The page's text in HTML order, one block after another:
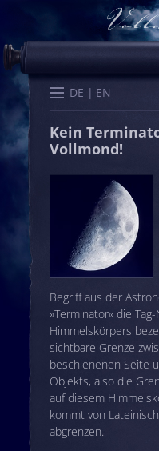
DE EN
Start Kalender
Kein
Vollmond!
Begriff aus der
»Terminator« die
Himmelskörpers
sichtbare Grenze
beschienenen Seite
Objekts, also die
auf diesem
kommt von
abgrenzen.